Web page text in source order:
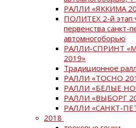
РАЛЛИ «ЯККИМА
ПОЛИТЕХ 2-й этап
первенства санкт-
автомногоборью
РАЛЛИ-СПРИНТ
2019»
Традиционное
РАЛЛИ «ТОСНО
РАЛЛИ «БЕЛЫЕ
РАЛЛИ «ВЫБОРГ
РАЛЛИ «САНКТ-
2018